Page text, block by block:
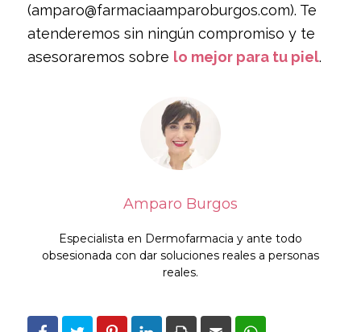
(amparo@farmaciaamparoburgos.com). Te
atenderemos sin ningún compromiso y te
asesoraremos sobre lo mejor para tu piel.
Amparo Burgos
Especialista en Dermofarmacia y ante todo
obsesionada con dar soluciones reales a personas
reales.